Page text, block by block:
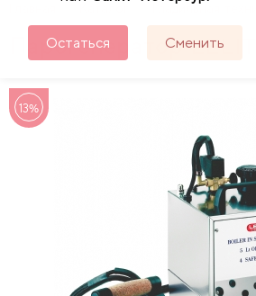
Остаться Сменить
Гладильная
Парогенератор
13%